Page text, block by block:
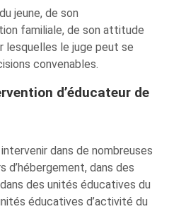
jeune, de son
familiale, de son attitude
lesquelles le juge peut se
convenables.
d’éducateur de
dans de nombreuses
d’hébergement, dans des
des unités éducatives du
éducatives d’activité du